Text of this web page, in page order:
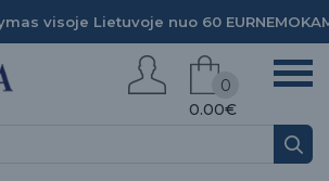
visoje Lietuvoje nuo 60 EUR
0.00€
0